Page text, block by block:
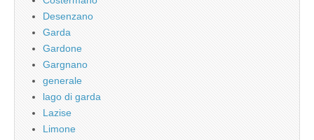
Desenzano
Garda
Gardone
Gargnano
generale
lago di garda
Lazise
Limone